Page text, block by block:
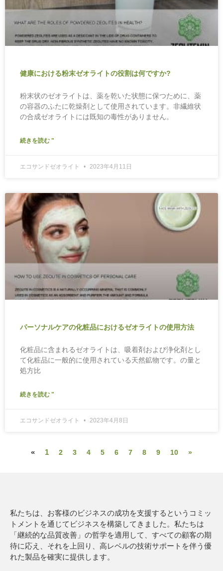
健康における粉末ゼオライトの役割は何ですか?
粉末状のゼオライトは、薬を乾いた状態に保つために、薬
の容器のふたに乾燥剤として使用されています。非繊維状
の合成ゼオライトには既知の毒性がありません。
続きを読む "
エコサンドゼオライト 2023年4月11日
パーソナルケアの化粧品におけるゼオライトの使用方法
化粧品に含まれるゼオライトは、吸着剤および浄化剤とし
て化粧品に一般的に使用されている天然鉱物です。の量と
処方比
続きを読む "
エコサンドゼオライト 2023年4月8日
« 1 2 3 4 5 6 7 8 9 10 »
私たちは、お客様のビジネスの成功を支援するというコミッ
トメントを通じてビジネスを構築してきました。私たちは
「継続的な品質改善」の哲学を適用して、すべての顧客の期
待に応え、それを上回り、高レベルの技術サポートを伴う優
れた製品を確実に提供します。